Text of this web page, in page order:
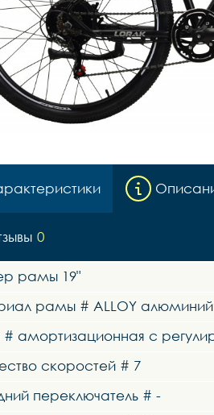
0
рамы 19"
рамы # ALLOY алюминий
# амортизационная c
скоростей # 7
переключатель # -